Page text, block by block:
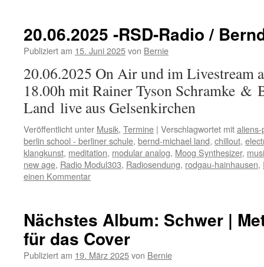
20.06.2025 -RSD-Radio /
Publiziert am 15. Juni 2025von Bernie
20.06.2025 On Air und im Livestream
18.00h mit Rainer Tyson Schramke &
Land live aus Gelsenkirchen
Veröffentlicht unter Musik, Termine | Verschlagwortet mit
berlin school - berliner schule, bernd-michael land, chillout,
klangkunst, meditation, modular analog, Moog Synthesizer,
new age, Radio Modul303, Radiosendung, rodgau-hainhausen,
einen Kommentar
Nächstes Album: Schwer |
für das Cover
Publiziert am 19. März 2025von Bernie